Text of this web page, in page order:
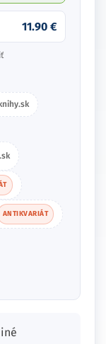
11.90 €
ANTIKVARIÁT